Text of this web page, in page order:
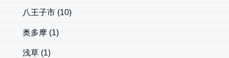
八王子市 (10)
奥多摩 (1)
浅草 (1)